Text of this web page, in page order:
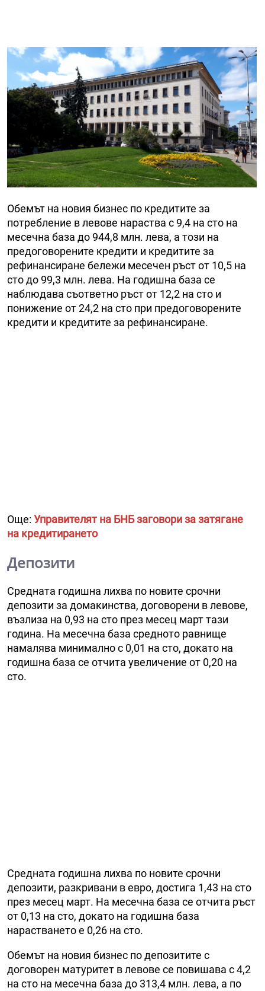
Обемът на новия бизнес по кредитите за
потребление в левове нараства с 9,4 на сто на
месечна база до 944,8 млн. лева, а този на
предоговорените кредити и кредитите за
рефинансиране бележи месечен ръст от 10,5 на
сто до 99,3 млн. лева. На годишна база се
наблюдава съответно ръст от 12,2 на сто и
понижение от 24,2 на сто при предоговорените
кредити и кредитите за рефинансиране.
Още: Управителят на БНБ заговори за затягане
на кредитирането
Депозити
Средната годишна лихва по новите срочни
депозити за домакинства, договорени в левове,
възлиза на 0,93 на сто през месец март тази
година. На месечна база средното равнище
намалява минимално с 0,01 на сто, докато на
годишна база се отчита увеличение от 0,20 на
сто.
Средната годишна лихва по новите срочни
депозити, разкривани в евро, достига 1,43 на сто
през месец март. На месечна база се отчита ръст
от 0,13 на сто, докато на годишна база
нарастването е 0,26 на сто.
Обемът на новия бизнес по депозитите с
договорен матуритет в левове се повишава с 4,2
на сто на месечна база до 313,4 млн. лева, а по